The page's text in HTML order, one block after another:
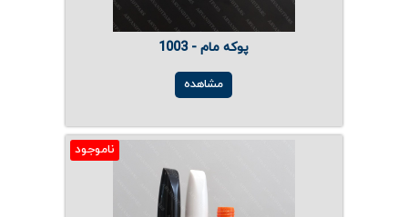
پوکه مام - 1003
مشاهده
ناموجود